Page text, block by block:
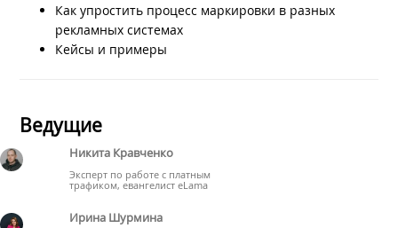
Как упростить процесс маркировки в разных
рекламных системах
Кейсы и примеры
Ведущие
Никита Кравченко
Эксперт по работе с платным
трафиком, евангелист eLama
Ирина Шурмина